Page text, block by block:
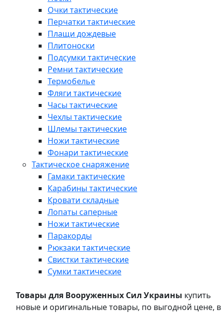
Очки тактические
Перчатки тактические
Плащи дождевые
Плитоноски
Подсумки тактические
Ремни тактические
Термобелье
Фляги тактические
Часы тактические
Чехлы тактические
Шлемы тактические
Ножи тактические
Фонари тактические
Тактическое снаряжение
Гамаки тактические
Карабины тактические
Кровати складные
Лопаты саперные
Ножи тактические
Паракорды
Рюкзаки тактические
Свистки тактические
Сумки тактические
Товары для Вооруженных Сил Украины купить
новые и оригинальные товары, по выгодной цене, в